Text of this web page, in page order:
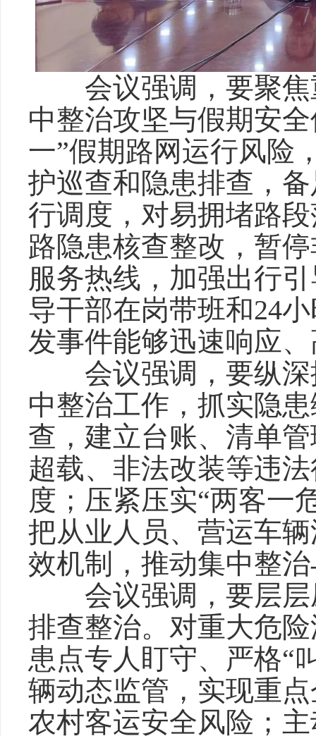
会议强调，要聚焦
中整治攻坚与假期安
一”假期路网运行风险
护巡查和隐患排查，
行调度，对易拥堵路
路隐患核查整改，暂
服务热线，加强出行
导干部在岗带班和24
发事件能够迅速响应
会议强调，要纵深
中整治工作，抓实隐
查，建立台账、清单
超载、非法改装等违
度；压紧压实“两客一
把从业人员、营运车
效机制，推动集中整
会议强调，要层层
排查整治。对重大危
患点专人盯守、严格“
辆动态监管，实现重
农村客运安全风险；